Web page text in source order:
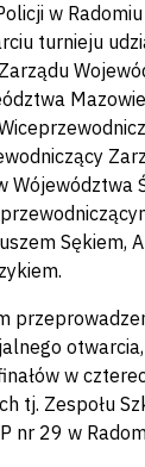
w
turnieju
Wójewództwa
Sękiem,
w
tj. Zespołu
nr 29 w